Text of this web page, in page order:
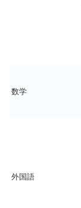
数学
外国語